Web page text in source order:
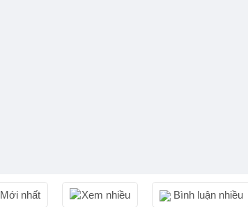
Mới nhất Xem nhiều Bình luận nhiều